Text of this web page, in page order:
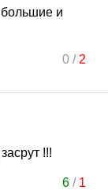
и
0/ 2
!!!
6/ 1